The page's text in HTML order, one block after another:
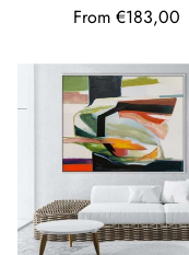
From €183,00